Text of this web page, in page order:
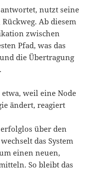
nutzt seine
Ab diesem
zwischen
Pfad, was das
die Übertragung
weil eine Node
ändert, reagiert
über den
das System
einen neuen,
So bleibt das